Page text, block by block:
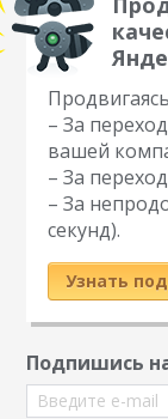
– За
вашей
– За
– За
секунд).
Узнать
Подпишись
Введите e-mail